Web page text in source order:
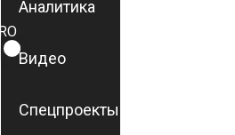
ROMÂNĂ
RU
Аналитика
Видео
Спецпроекты